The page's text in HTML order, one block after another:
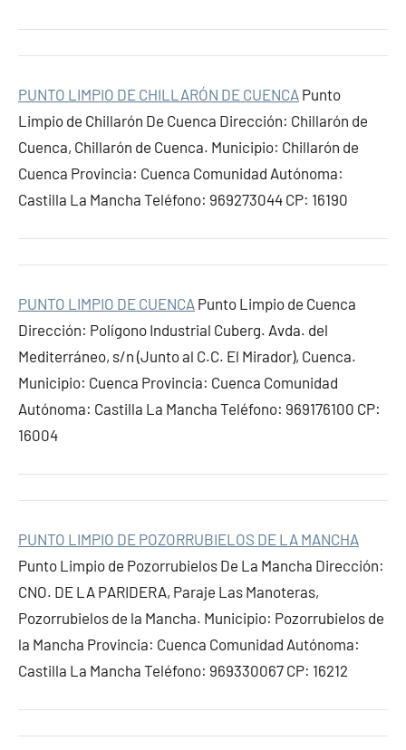
PUNTO LIMPIO DE CHILLARÓN DE CUENCA Punto
Limpio de Chillarón De Cuenca Dirección: Chillarón de
Cuenca, Chillarón de Cuenca. Municipio: Chillarón de
Cuenca Provincia: Cuenca Comunidad Autónoma:
Castilla La Mancha Teléfono: 969273044 CP: 16190
PUNTO LIMPIO DE CUENCA Punto Limpio de Cuenca
Dirección: Polígono Industrial Cuberg. Avda. del
Mediterráneo, s/n (Junto al C.C. El Mirador), Cuenca.
Municipio: Cuenca Provincia: Cuenca Comunidad
Autónoma: Castilla La Mancha Teléfono: 969176100 CP:
16004
PUNTO LIMPIO DE POZORRUBIELOS DE LA MANCHA
Punto Limpio de Pozorrubielos De La Mancha Dirección:
CNO. DE LA PARIDERA, Paraje Las Manoteras,
Pozorrubielos de la Mancha. Municipio: Pozorrubielos de
la Mancha Provincia: Cuenca Comunidad Autónoma:
Castilla La Mancha Teléfono: 969330067 CP: 16212